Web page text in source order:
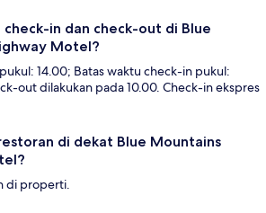
check-in dan check-out di Blue
Motel?
14.00; Batas waktu check-in pukul:
out dilakukan pada 10.00. Check-in ekspres
di dekat Blue Mountains
di properti.